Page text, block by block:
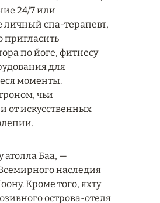
24/7 или
личный спа-терапевт,
пригласить
по йоге, фитнесу
для
моменты.
чьи
от искусственных
атолла Баа, —
наследия
Кроме того, яхту
острова-отеля